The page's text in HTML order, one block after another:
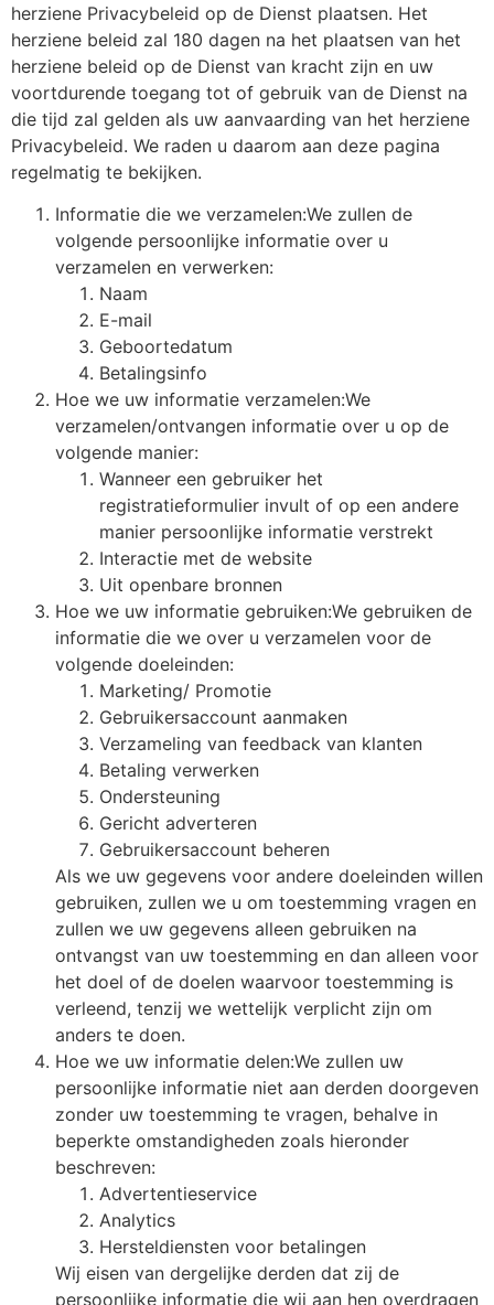
herziene Privacybeleid op de Dienst plaatsen. Het
herziene beleid zal 180 dagen na het plaatsen van het
herziene beleid op de Dienst van kracht zijn en uw
voortdurende toegang tot of gebruik van de Dienst na
die tijd zal gelden als uw aanvaarding van het herziene
Privacybeleid. We raden u daarom aan deze pagina
regelmatig te bekijken.
Informatie die we verzamelen:We zullen de
volgende persoonlijke informatie over u
verzamelen en verwerken:
Naam
E-mail
Geboortedatum
Betalingsinfo
Hoe we uw informatie verzamelen:We
verzamelen/ontvangen informatie over u op de
volgende manier:
Wanneer een gebruiker het
registratieformulier invult of op een andere
manier persoonlijke informatie verstrekt
Interactie met de website
Uit openbare bronnen
Hoe we uw informatie gebruiken:We gebruiken de
informatie die we over u verzamelen voor de
volgende doeleinden:
Marketing/ Promotie
Gebruikersaccount aanmaken
Verzameling van feedback van klanten
Betaling verwerken
Ondersteuning
Gericht adverteren
Gebruikersaccount beheren
Als we uw gegevens voor andere doeleinden willen
gebruiken, zullen we u om toestemming vragen en
zullen we uw gegevens alleen gebruiken na
ontvangst van uw toestemming en dan alleen voor
het doel of de doelen waarvoor toestemming is
verleend, tenzij we wettelijk verplicht zijn om
anders te doen.
Hoe we uw informatie delen:We zullen uw
persoonlijke informatie niet aan derden doorgeven
zonder uw toestemming te vragen, behalve in
beperkte omstandigheden zoals hieronder
beschreven:
Advertentieservice
Analytics
Hersteldiensten voor betalingen
Wij eisen van dergelijke derden dat zij de
persoonlijke informatie die wij aan hen overdragen